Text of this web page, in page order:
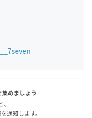
めましょう
通知します。